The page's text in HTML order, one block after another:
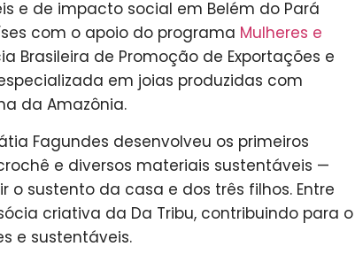
e de impacto social em Belém do Pará
com o apoio do programa Mulheres e
Brasileira de Promoção de Exportações e
em joias produzidas com
da Amazônia.
Fagundes desenvolveu os primeiros
e diversos materiais sustentáveis —
sustento da casa e dos três filhos. Entre
criativa da Da Tribu, contribuindo para o
e sustentáveis.